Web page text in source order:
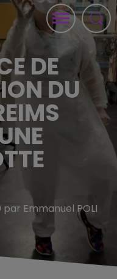
DE
DU
par Emmanuel POLI